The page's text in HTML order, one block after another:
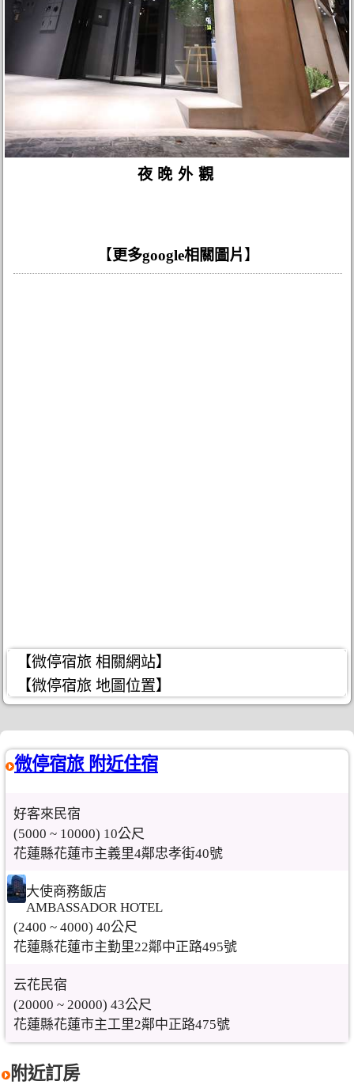
夜晚外觀
【更多google相關圖片 】
【微停宿旅 相關網站】
【微停宿旅 地圖位置】
微停宿旅 附近住宿
好客來民宿
(5000 ~ 10000) 10公尺
花蓮縣花蓮市主義里4鄰忠孝街40號
大使商務飯店
AMBASSADOR HOTEL
(2400 ~ 4000) 40公尺
花蓮縣花蓮市主勤里22鄰中正路495號
云花民宿
(20000 ~ 20000) 43公尺
花蓮縣花蓮市主工里2鄰中正路475號
附近訂房